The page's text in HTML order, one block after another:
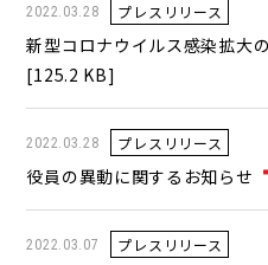
2022.03.28 プレスリリース
新型コロナウイルス感染拡大
[125.2 KB]
2022.03.28 プレスリリース
役員の異動に関するお知らせ
2022.03.07 プレスリリース